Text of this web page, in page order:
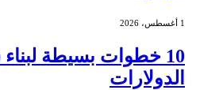
1 أغسطس، 2026
10 خطوات بسيطة
الدولارات